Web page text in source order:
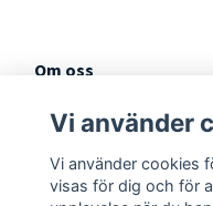
Om oss
Vi använder
Vi använder cookies
visas för dig och för